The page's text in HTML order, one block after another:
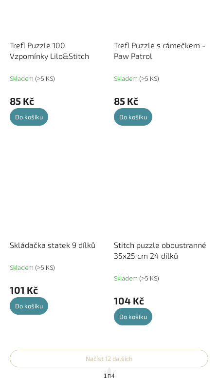
Trefl Puzzle 100
Vzpomínky Lilo&Stitch
Skladem (>5 KS)
85 Kč
Do košíku
Trefl Puzzle s rámečkem -
Paw Patrol
Skladem (>5 KS)
85 Kč
Do košíku
Skládačka statek 9 dílků
Skladem (>5 KS)
101 Kč
Do košíku
Stitch puzzle oboustranné
35x25 cm 24 dílků
Skladem (>5 KS)
104 Kč
Do košíku
Načíst 12 dalších
1 4